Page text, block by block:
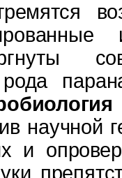
рованные
научной
и